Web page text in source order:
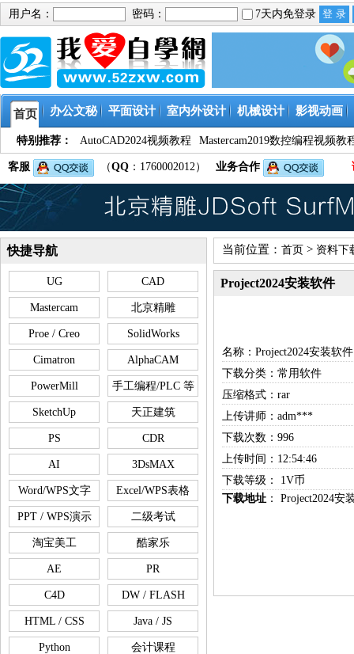
用户名： 密码： 7天内免登录
首页 办公文秘 平面设计 室内外设计 机械设计 影视动画
特别推荐： AutoCAD2024视频教程 Mastercam2019数控编程视频教
客服 （QQ ：1760002012） 业务合作
快捷导航
UG CAD
Mastercam 北京精雕
Proe / Creo SolidWorks
Cimatron AlphaCAM
PowerMill 手工编程/PLC 等
SketchUp 天正建筑
PS CDR
AI 3DsMAX
Word/WPS文字 Excel/WPS表格
PPT / WPS演示 二级考试
淘宝美工 酷家乐
AE PR
C4D DW / FLASH
HTML / CSS Java / JS
Python 会计课程
当前位置： 首页 > 资料下
Project2024安装软件
名称：Project2024安装软件
下载分类：常用软件
压缩格式：rar
上传讲师：adm***
下载次数：996
上传时间：12:54:46
下载等级： 1V币
下载地址 ： Project2024安